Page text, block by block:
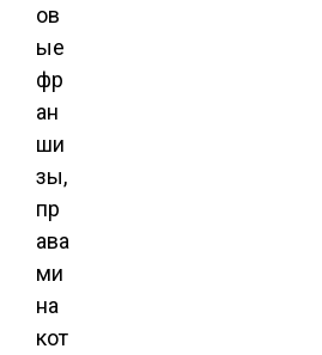
ов
ые
фр
ан
ши
зы,
пр
ава
ми
на
кот